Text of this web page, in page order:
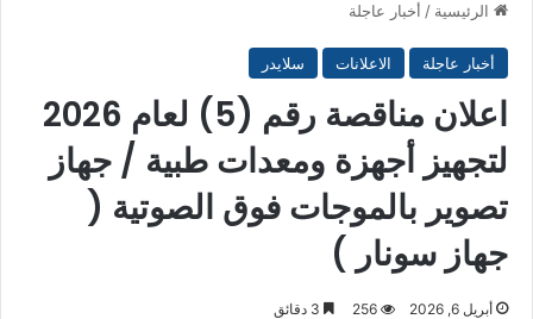
الرئيسية / أخبار عاجلة
أخبار عاجلة الاعلانات سلايدر
اعلان مناقصة رقم (5) لعام 2026
لتجهيز أجهزة ومعدات طبية / جهاز
تصوير بالموجات فوق الصوتية (
جهاز سونار )
أبريل 6, 2026 256